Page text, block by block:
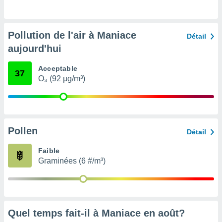
ou
de la
des
notre
Pollution de l'air à Maniace
aujourd'hui
Détail
37 Acceptable
O₃ (92 µg/m³)
Pollen Détail
Faible
Graminées (6 #/m³)
Quel temps fait-il à Maniace en août?